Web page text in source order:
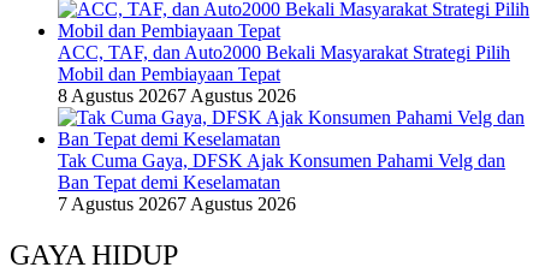
ACC, TAF, dan Auto2000 Bekali Masyarakat Strategi Pilih
Mobil dan Pembiayaan Tepat
8 Agustus 20267 Agustus 2026
Tak Cuma Gaya, DFSK Ajak Konsumen Pahami Velg dan
Ban Tepat demi Keselamatan
7 Agustus 20267 Agustus 2026
GAYA HIDUP